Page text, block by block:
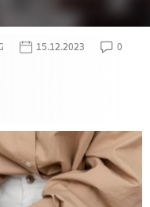
15.12.2023 0